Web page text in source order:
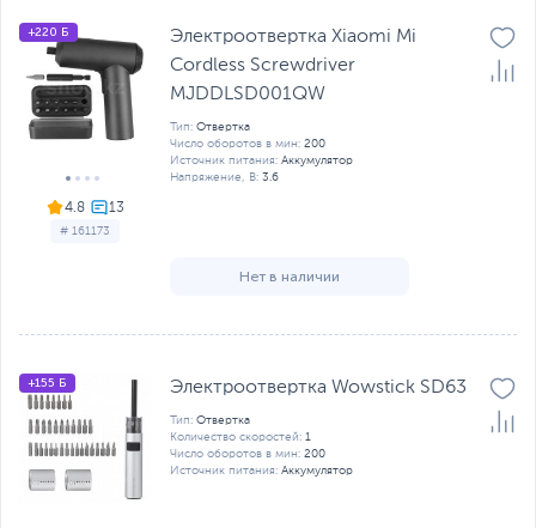
4.8
# 161173
+220 Б
Электроотвертка Xiaomi Mi
Cordless Screwdriver
MJDDLSD001QW
Тип: Отвертка
Число оборотов в мин: 200
Источник питания: Аккумулятор
Напряжение, В: 3.6
Нет в наличии
+155 Б Электроотвертка Wowstick SD63
Тип: Отвертка
Количество скоростей: 1
Число оборотов в мин: 200
Источник питания: Аккумулятор